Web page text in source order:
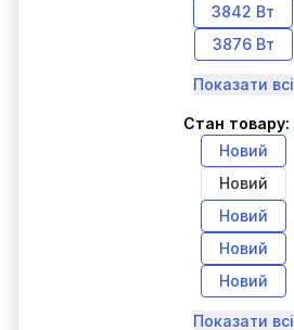
3842 Вт
3876 Вт
Показати всі
Стан товару:
Новий
Новий
Новий
Новий
Новий
Показати всі